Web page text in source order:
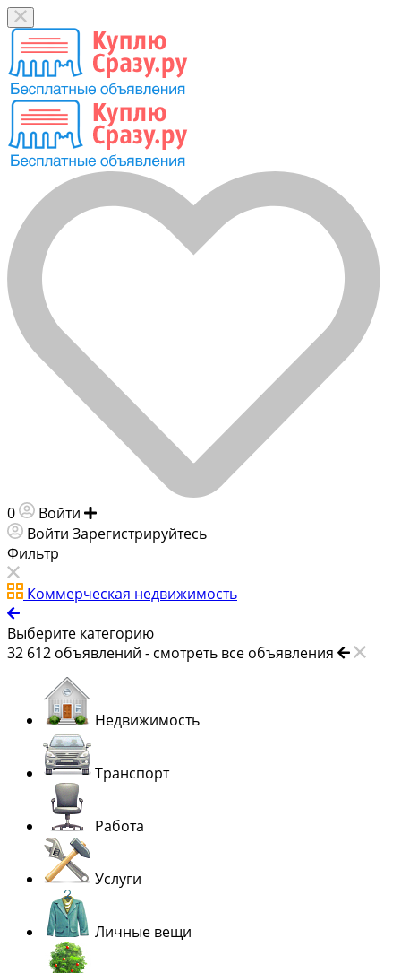
0 Войти
Войти Зарегистрируйтесь
Фильтр
Коммерческая недвижимость
Выберите категорию
32 612 объявлений - смотреть все объявления
Недвижимость
Транспорт
Работа
Услуги
Личные вещи